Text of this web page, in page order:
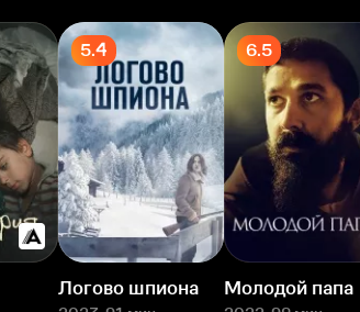
5.4
Логово шпиона
6.5
Молодой папа